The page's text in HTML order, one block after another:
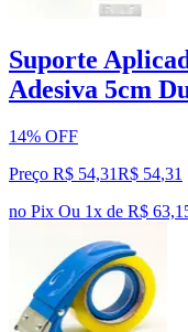
Suporte
Adesiva 5cm
14% OFF
Preço R$ 54,31R$ 54,31
no Pix Ou 1x de R$